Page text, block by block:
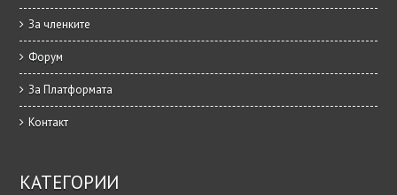
За членките
Форум
За Платформата
Контакт
КАТЕГОРИИ